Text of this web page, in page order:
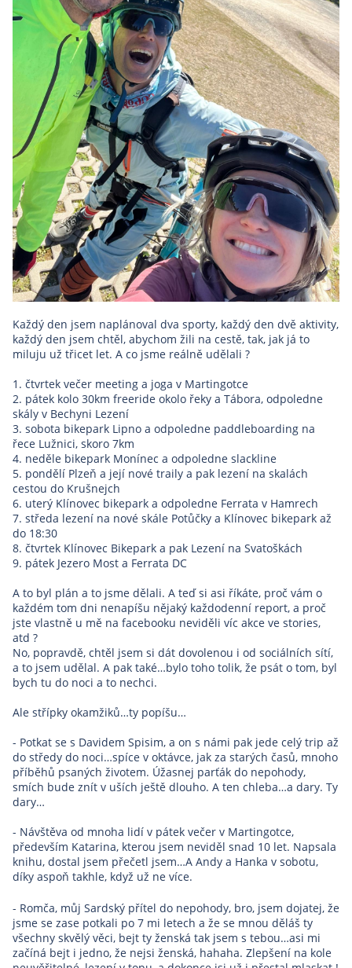
Každý den jsem naplánoval dva sporty, každý den dvě aktivity,
každý den jsem chtěl, abychom žili na cestě, tak, jak já to
miluju už třicet let. A co jsme reálně udělali ?
1. čtvrtek večer meeting a joga v Martingotce
2. pátek kolo 30km freeride okolo řeky a Tábora, odpoledne
skály v Bechyni Lezení
3. sobota bikepark Lipno a odpoledne paddleboarding na
řece Lužnici, skoro 7km
4. neděle bikepark Monínec a odpoledne slackline
5. pondělí Plzeň a její nové traily a pak lezení na skalách
cestou do Krušnejch
6. uterý Klínovec bikepark a odpoledne Ferrata v Hamrech
7. středa lezení na nové skále Potůčky a Klínovec bikepark až
do 18:30
8. čtvrtek Klínovec Bikepark a pak Lezení na Svatoškách
9. pátek Jezero Most a Ferrata DC
A to byl plán a to jsme dělali. A teď si asi říkáte, proč vám o
každém tom dni nenapíšu nějaký každodenní report, a proč
jste vlastně u mě na facebooku neviděli víc akce ve stories,
atd ?
No, popravdě, chtěl jsem si dát dovolenou i od sociálních sítí,
a to jsem udělal. A pak také…bylo toho tolik, že psát o tom, byl
bych tu do noci a to nechci.
Ale střípky okamžiků…ty popíšu…
- Potkat se s Davidem Spisim, a on s námi pak jede celý trip až
do středy do noci…spíce v oktávce, jak za starých časů, mnoho
příběhů psaných životem. Úžasnej parťák do nepohody,
smích bude znít v uších ještě dlouho. A ten chleba…a dary. Ty
dary…
- Návštěva od mnoha lidí v pátek večer v Martingotce,
především Katarina, kterou jsem neviděl snad 10 let. Napsala
knihu, dostal jsem přečetl jsem…A Andy a Hanka v sobotu,
díky aspoň takhle, když už ne více.
- Romča, můj Sardský přítel do nepohody, bro, jsem dojatej, že
jsme se zase potkali po 7 mi letech a že se mnou děláš ty
všechny skvělý věci, bejt ty ženská tak jsem s tebou…asi mi
začíná bejt i jedno, že nejsi ženská, hahaha. Zlepšení na kole